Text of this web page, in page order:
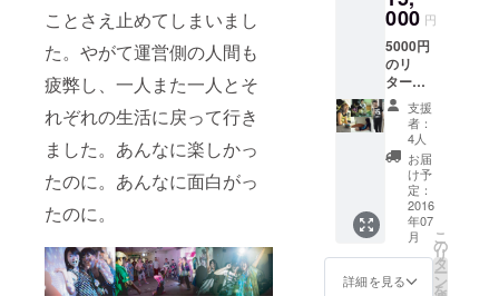
ことさえ止めてしまいまし
た。やがて運営側の人間も
疲弊し、一人また一人とそ
れぞれの生活に戻って行き
ました。あんなに楽しかっ
たのに。あんなに面白がっ
たのに。
~funad
e~」謹
製、大
漁旗か
ら作ら
れた世
界で1本
だけの
ブレス
レット
b）石巻
「U.C.P
.」謹
製、カ
ギと廃
木から
000 円
5000円
のリ
ターン
+寿
DANCE
HALL
ロゴT
シャツ
(ボディ
黒×プリ
ントは
ピン
ク・シ
アン・
支援
者：
4人
お届
け予
定：
2016
年07
月
詳細を見る
こ
の
リ
タ
ー
ン
を